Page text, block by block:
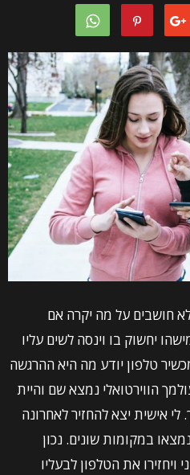
חושבים על מה יקרה אם
יחשוק בו וינסה לשים עליו
טלפון יודע מה היא ההרגשה
הווירטואלי נמצא שם והיית
לי אישית יצא להחזיר לאחרונה
במקומות שונים. נכון
ויחזירו את הטלפון לבעליו